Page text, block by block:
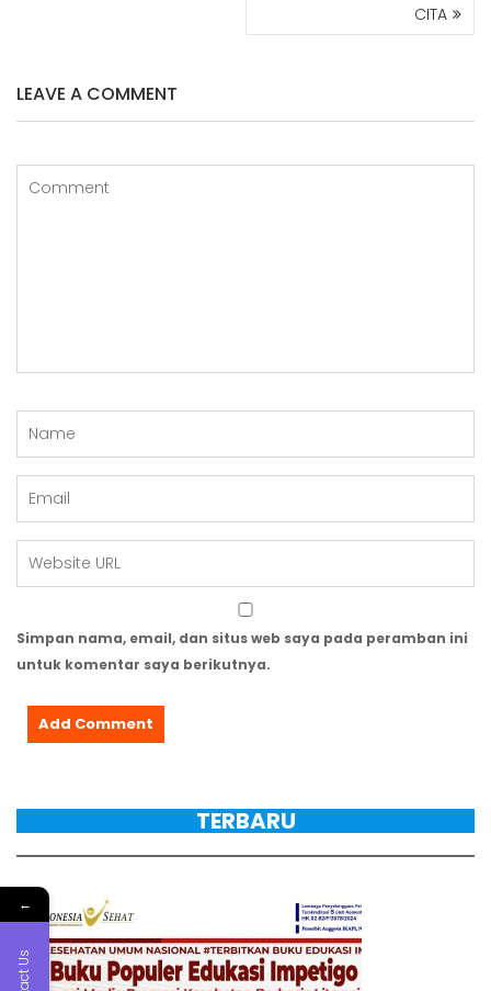
CITA
LEAVE A COMMENT
Simpan nama, email, dan situs web saya pada peramban ini
untuk komentar saya berikutnya.
TERBARU
←